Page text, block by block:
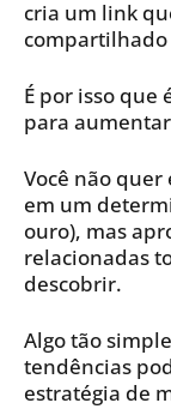
cria um link
compartilhado
É por isso que
para
Você não quer
em um
ouro), mas
relacionadas
descobrir.
Algo tão
tendências
estratégia de